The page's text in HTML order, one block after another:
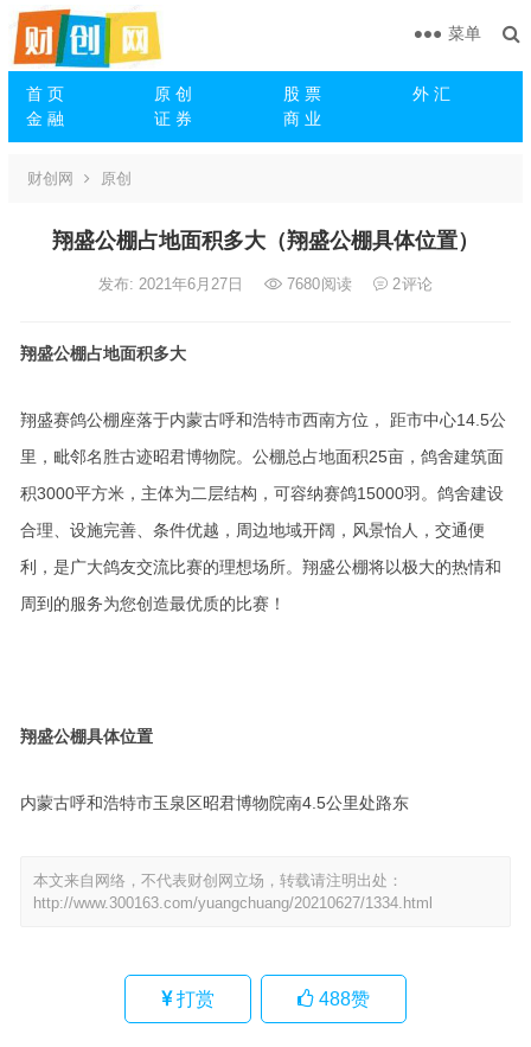
首 页 原 创 股 票
外 汇
金 融
证 券 商 业
菜单
财创网 原创
翔盛公棚占地面积多大（翔盛公棚具体位置）
发布: 2021年6月27日 7680阅读 2评论
翔盛公棚占地面积多大
翔盛赛鸽公棚座落于内蒙古呼和浩特市西南方位， 距市中心14.5公
里，毗邻名胜古迹昭君博物院。公棚总占地面积25亩，鸽舍建筑面
积3000平方米，主体为二层结构，可容纳赛鸽15000羽。鸽舍建设
合理、设施完善、条件优越，周边地域开阔，风景怡人，交通便
利，是广大鸽友交流比赛的理想场所。翔盛公棚将以极大的热情和
周到的服务为您创造最优质的比赛！
翔盛公棚具体位置
内蒙古呼和浩特市玉泉区昭君博物院南4.5公里处路东
本文来自网络，不代表财创网立场，转载请注明出处：
http://www.300163.com/yuangchuang/20210627/1334.html
打赏 488赞